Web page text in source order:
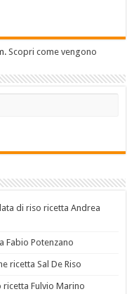
Scopri come vengono
di riso ricetta Andrea
Fabio Potenzano
ricetta Sal De Riso
Fulvio Marino